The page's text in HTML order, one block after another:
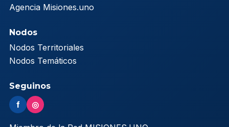
Agencia Misiones.uno
Nodos
Nodos Territoriales
Nodos Temáticos
Seguinos
f ◎